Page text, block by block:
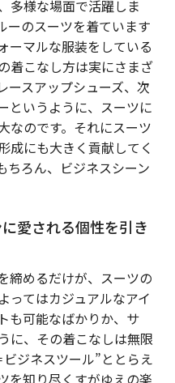
多様な場面で活躍しま
ーのスーツを着ています
ーマルな服装をしている
着こなし方は実にさまざ
ースアップシューズ、次
というように、スーツに
なのです。それにスーツ
成にも大きく貢献してく
ちろん、ビジネスシーン
愛される個性を引き
締めるだけが、スーツの
ってはカジュアルなアイ
も可能なばかりか、サ
に、その着こなしは無限
ジネスツール”ととらえ
を知り尽くすがゆえの楽